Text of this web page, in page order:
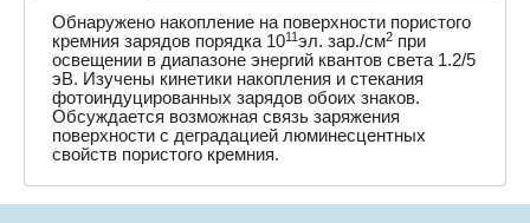
Обнаружено накопление на поверхности пористого
кремния зарядов порядка 1011эл. зар./см2 при
освещении в диапазоне энергий квантов света 1.2/5
эВ. Изучены кинетики накопления и стекания
фотоиндуцированных зарядов обоих знаков.
Обсуждается возможная связь заряжения
поверхности с деградацией люминесцентных
свойств пористого кремния.